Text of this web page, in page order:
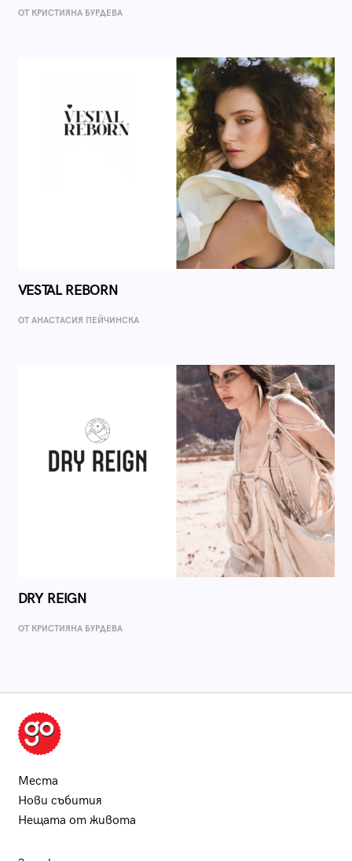
ОТ КРИСТИЯНА БУРДЕВА
VESTAL REBORN
ОТ AНАСТАСИЯ ПЕЙЧИНСКА
DRY REIGN
ОТ КРИСТИЯНА БУРДЕВА
Места
Нови събития
Нещата от живота